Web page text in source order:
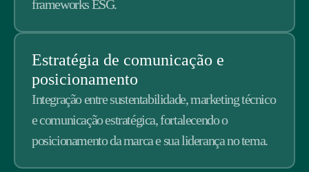
frameworks ESG.
Estratégia de comunicação e
posicionamento
Integração entre sustentabilidade, marketing técnico
e comunicação estratégica, fortalecendo o
posicionamento da marca e sua liderança no tema.